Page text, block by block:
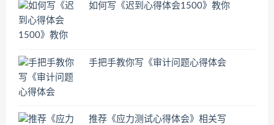
如何写《迟到心得体会1500》教你
手把手教你写《审计问题心得体会
推荐《应力测试心得体会》相关写